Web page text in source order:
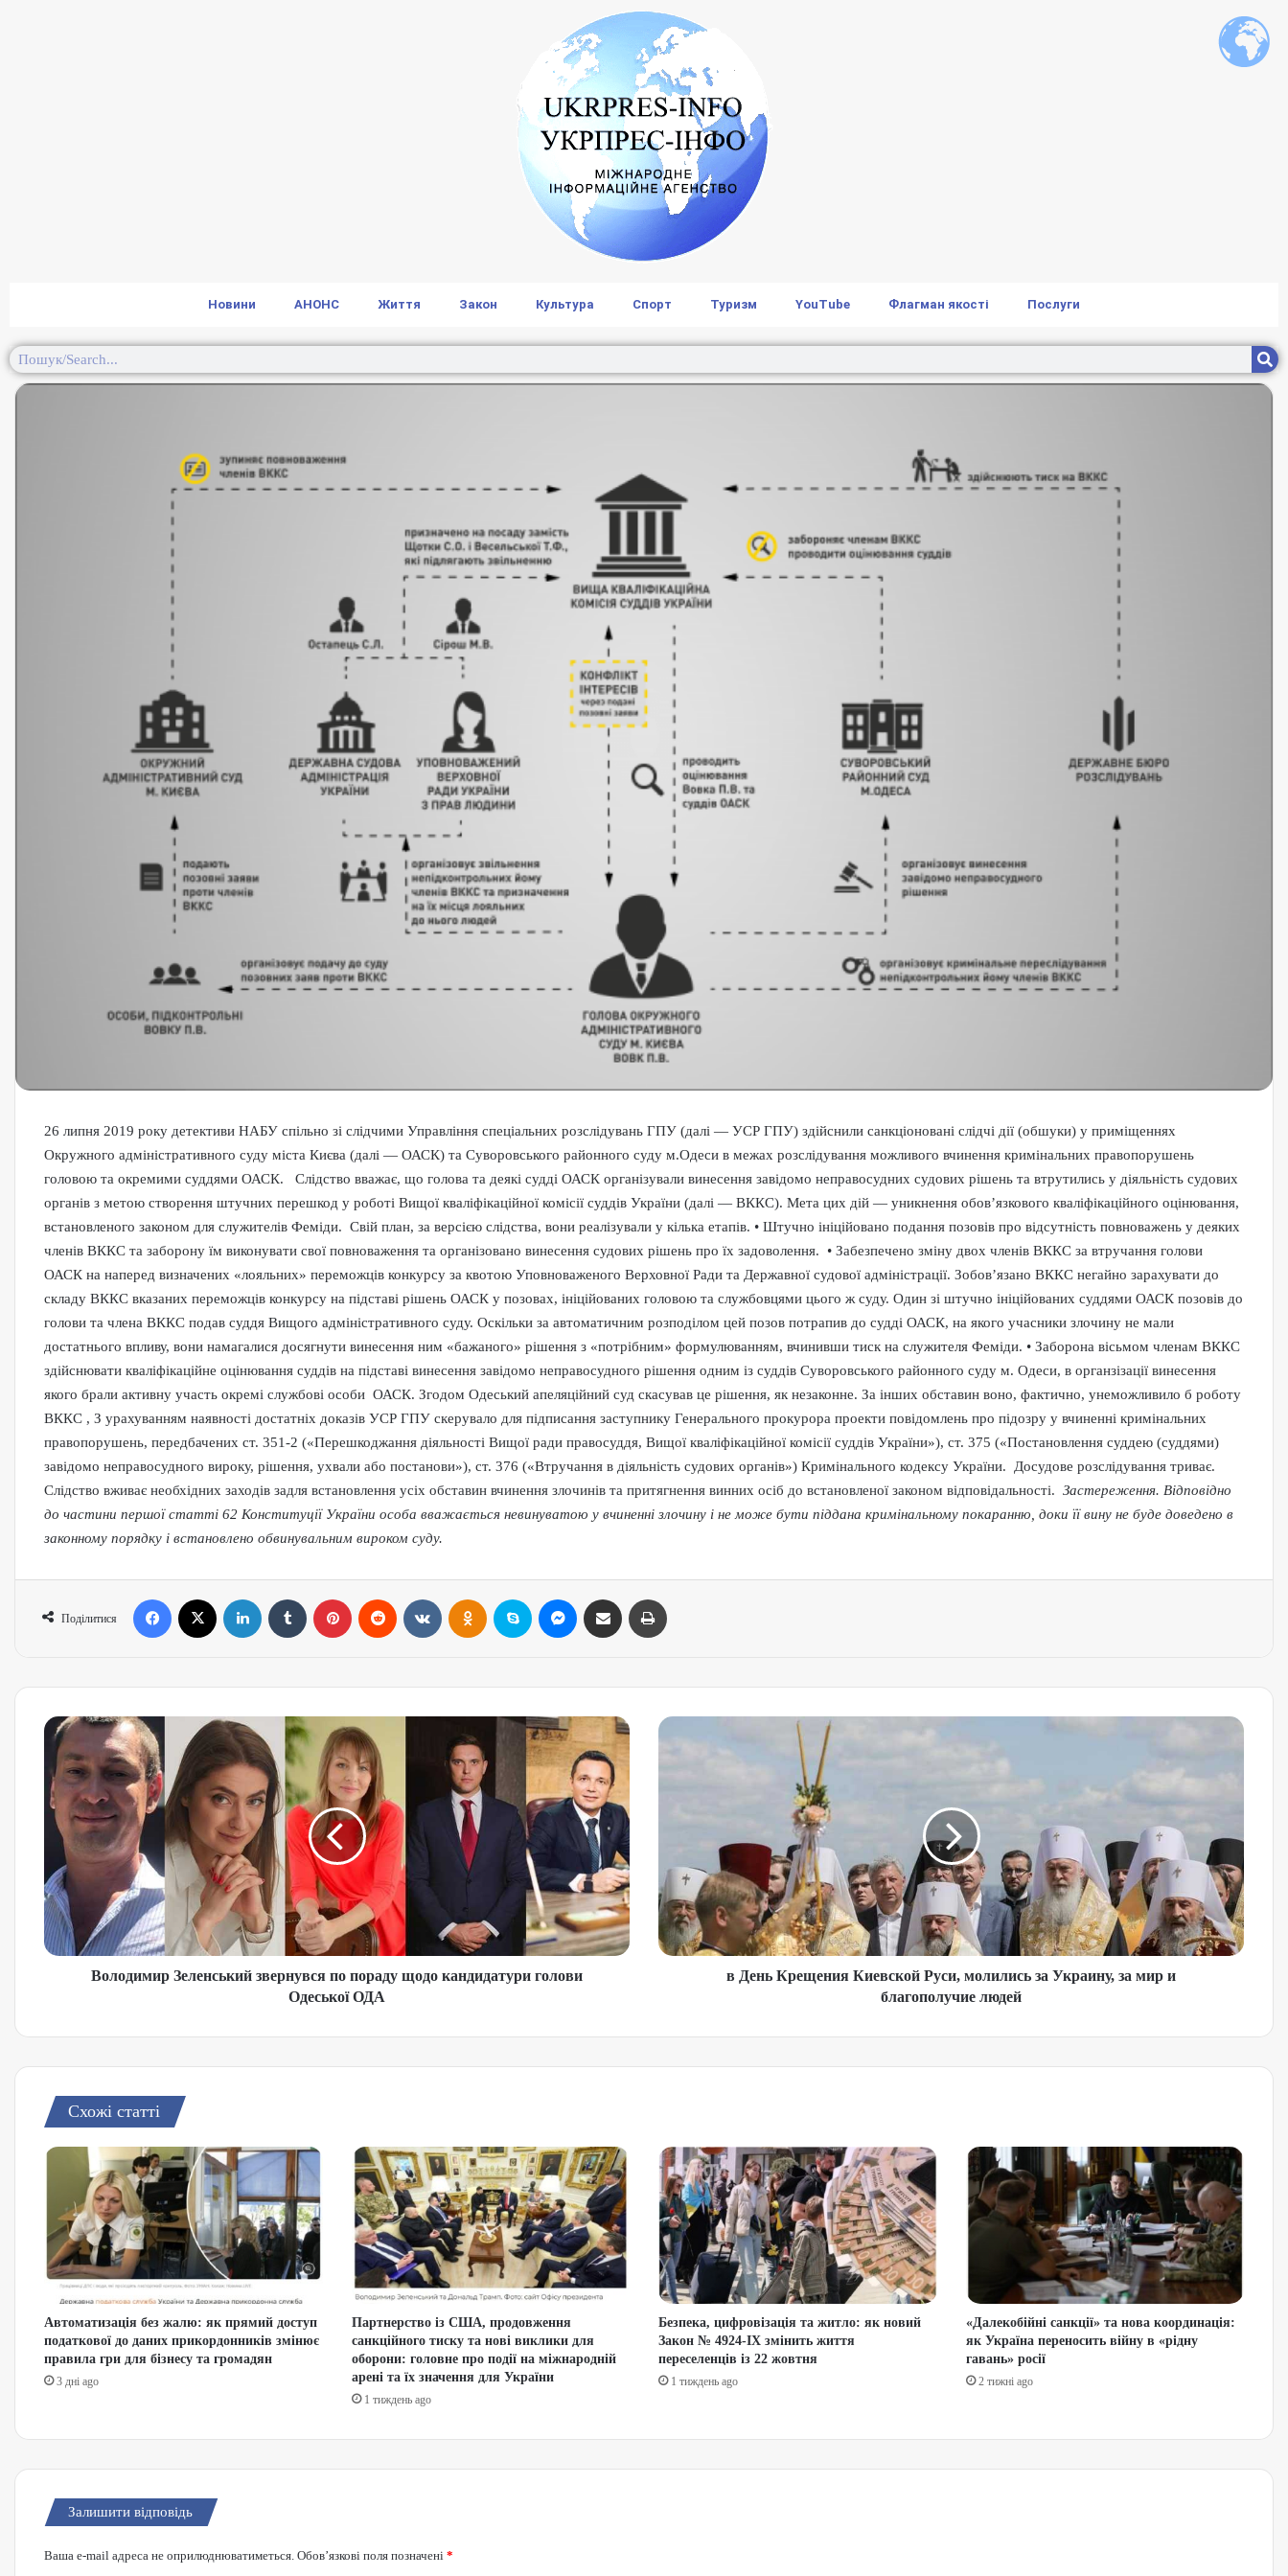
Новини АНОНС Життя Закон Культура Спорт Туризм YouTube Флагман якості Послуги
26 липня 2019 року детективи НАБУ спільно зі слідчими Управління спеціальних розслідувань ГПУ (далі — УСР ГПУ) здійснили санкціоновані слідчі дії (обшуки) у приміщеннях
Окружного адміністративного суду міста Києва (далі — ОАСК) та Суворовського районного суду м.Одеси в межах розслідування можливого вчинення кримінальних правопорушень
головою та окремими суддями ОАСК. Слідство вважає, що голова та деякі судді ОАСК організували винесення завідомо неправосудних судових рішень та втрутились у діяльність судових
органів з метою створення штучних перешкод у роботі Вищої кваліфікаційної комісії суддів України (далі — ВККС). Мета цих дій — уникнення обов’язкового кваліфікаційного оцінювання,
встановленого законом для служителів Феміди. Свій план, за версією слідства, вони реалізували у кілька етапів. • Штучно ініційовано подання позовів про відсутність повноважень у деяких
членів ВККС та заборону їм виконувати свої повноваження та організовано винесення судових рішень про їх задоволення. • Забезпечено зміну двох членів ВККС за втручання голови
ОАСК на наперед визначених «лояльних» переможців конкурсу за квотою Уповноваженого Верховної Ради та Державної судової адміністрації. Зобов’язано ВККС негайно зарахувати до
складу ВККС вказаних переможців конкурсу на підставі рішень ОАСК у позовах, ініційованих головою та службовцями цього ж суду. Один зі штучно ініційованих суддями ОАСК позовів до
голови та члена ВККС подав суддя Вищого адміністративного суду. Оскільки за автоматичним розподілом цей позов потрапив до судді ОАСК, на якого учасники злочину не мали
достатнього впливу, вони намагалися досягнути винесення ним «бажаного» рішення з «потрібним» формулюванням, вчинивши тиск на служителя Феміди. • Заборона вісьмом членам ВККС
здійснювати кваліфікаційне оцінювання суддів на підставі винесення завідомо неправосудного рішення одним із суддів Суворовського районного суду м. Одеси, в органзізації винесення
якого брали активну участь окремі службові особи ОАСК. Згодом Одеський апеляційний суд скасував це рішення, як незаконне. За інших обставин воно, фактично, унеможливило б роботу
ВККС , З урахуванням наявності достатніх доказів УСР ГПУ скерувало для підписання заступнику Генерального прокурора проекти повідомлень про підозру у вчиненні кримінальних
правопорушень, передбачених ст. 351-2 («Перешкоджання діяльності Вищої ради правосуддя, Вищої кваліфікаційної комісії суддів України»), ст. 375 («Постановлення суддею (суддями)
завідомо неправосудного вироку, рішення, ухвали або постанови»), ст. 376 («Втручання в діяльність судових органів») Кримінального кодексу України. Досудове розслідування триває.
Слідство вживає необхідних заходів задля встановлення усіх обставин вчинення злочинів та притягнення винних осіб до встановленої законом відповідальності. Застереження. Відповідно
до частини першої статті 62 Конституції України особа вважається невинуватою у вчиненні злочину і не може бути піддана кримінальному покаранню, доки її вину не буде доведено в
законному порядку і встановлено обвинувальним вироком суду.
Поділитися
Володимир Зеленський звернувся по пораду щодо кандидатури голови
Одеської ОДА
в День Крещения Киевской Руси, молились за Украину, за мир и
благополучие людей
Схожі статті
Автоматизація без жалю: як прямий доступ
податкової до даних прикордонників змінює
правила гри для бізнесу та громадян
3 дні ago
Партнерство із США, продовження
санкційного тиску та нові виклики для
оборони: головне про події на міжнародній
арені та їх значення для України
1 тиждень ago
Безпека, цифровізація та житло: як новий
Закон № 4924-IX змінить життя
переселенців із 22 жовтня
1 тиждень ago
«Далекобійні санкції» та нова координація:
як Україна переносить війну в «рідну
гавань» росії
2 тижні ago
Залишити відповідь
Ваша e-mail адреса не оприлюднюватиметься. Обов’язкові поля позначені *